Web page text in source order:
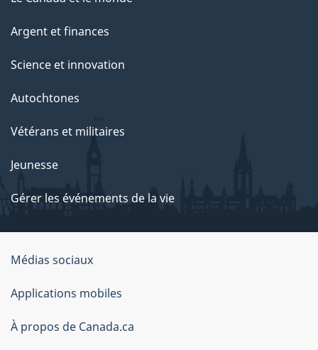
Argent et finances
Science et innovation
Autochtones
Vétérans et militaires
Jeunesse
Gérer les événements de la vie
Organisation
du
gouvernement
du
Médias sociaux
Applications mobiles
À propos de Canada.ca